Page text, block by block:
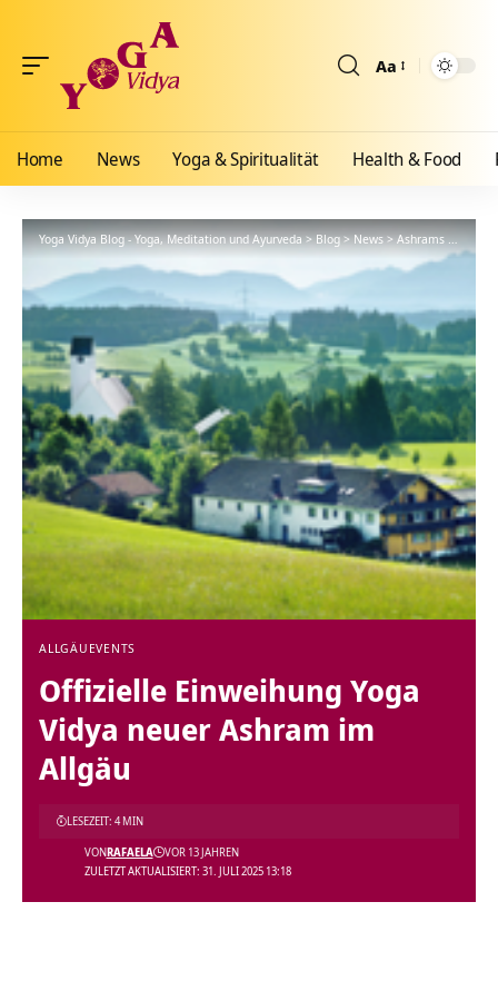
Aa
Home News Yoga & Spiritualität Health & Food
Yoga Vidya Blog - Yoga, Meditation und Ayurveda>Blog>News>Ashrams> Allgäu
ALLGÄU EVENTS
Offizielle Einweihung Yoga
Vidya neuer Ashram im
Allgäu
ZULETZT AKTUALISIERT: 31. JULI 2025 13:18
VONRAFAELA VOR 13 JAHREN
LESEZEIT: 4 MIN